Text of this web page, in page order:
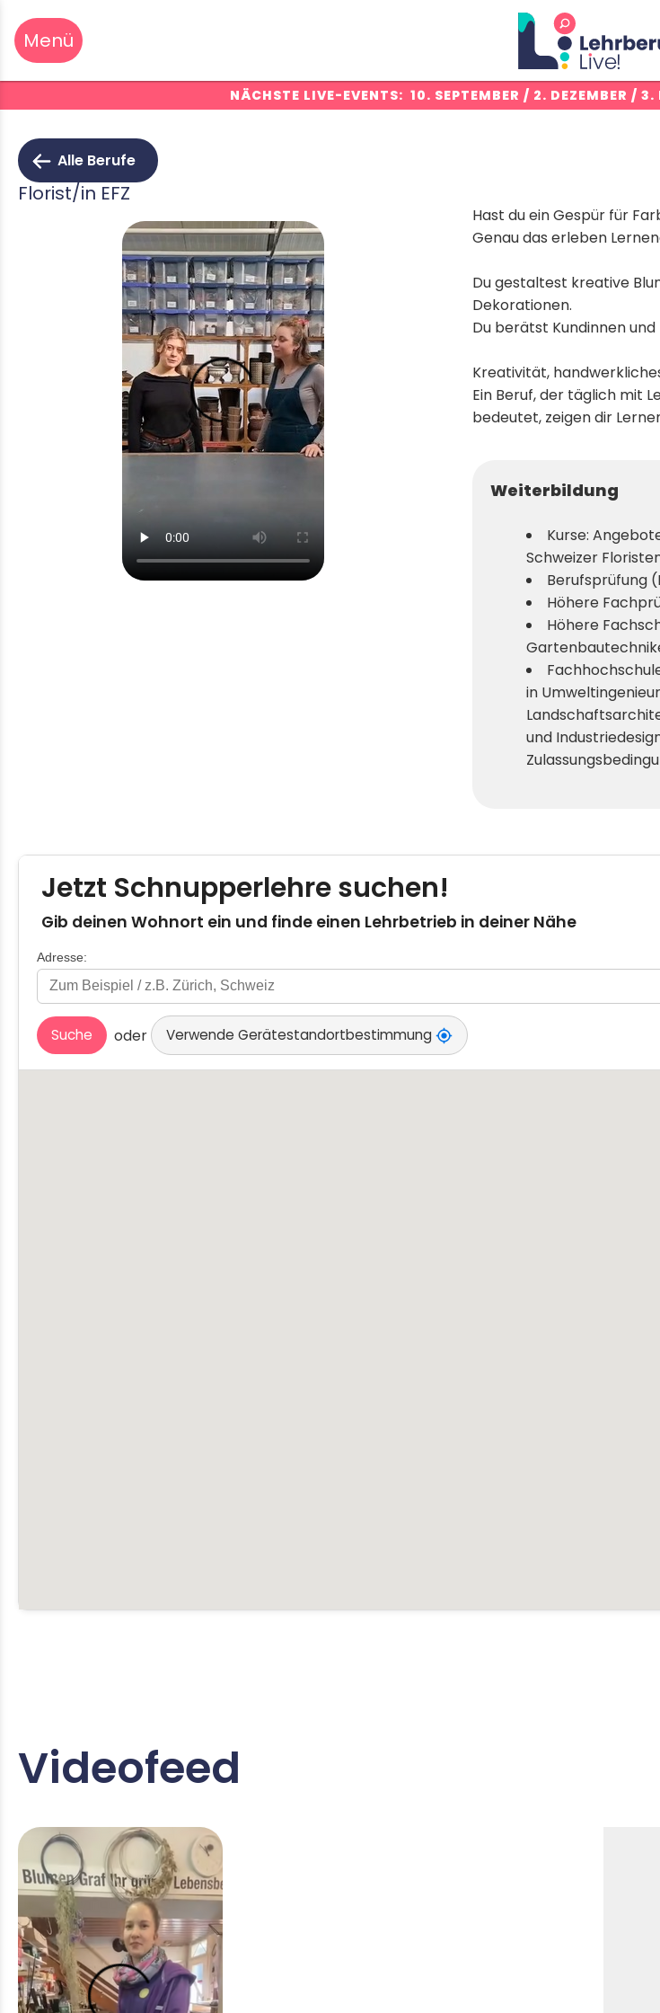
NÄCHSTE LIVE-EVENTS: 10. SEPTEMBER / 2. DEZEMBER /
Alle Berufe
Florist/in EFZ
Hast du ein Gespür für
Genau das erleben
Du gestaltest kreative
Dekorationen.
Du berätst Kundinnen
Kreativität,
Ein Beruf, der täglich mit
bedeutet, zeigen dir
Weiterbildung
Kurse:
Schweizer
Berufsprüfung
Höhere
Höhere
in
und
Gib deinen Wohnort ein und finde einen Lehrbetrieb in deiner Nähe
Adresse:
Suche oder Verwende Gerätestandortbestimmung my_location
Videofeed